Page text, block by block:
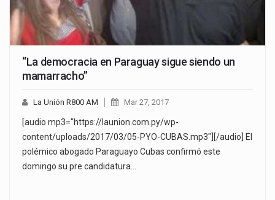
“La democracia en Paraguay sigue siendo un
mamarracho”
La Unión R800 AM Mar 27, 2017
[audio mp3="https://launion.com.py/wp-
content/uploads/2017/03/05-PYO-CUBAS.mp3"][/audio] El
polémico abogado Paraguayo Cubas confirmó este
domingo su pre candidatura…